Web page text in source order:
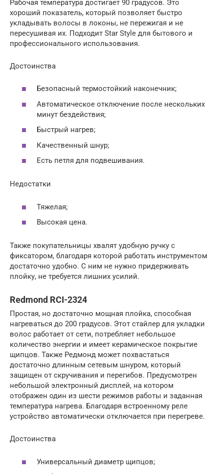
Рабочая температура достигает 90 градусов. Это
хороший показатель, который позволяет быстро
укладывать волосы в локоны, не пережигая и не
пересушивая их. Подходит Star Style для бытового и
профессионального использования.
Достоинства
Безопасный термостойкий наконечник;
Автоматическое отключение после нескольких
минут бездействия;
Быстрый нагрев;
Качественный шнур;
Есть петля для подвешивания.
Недостатки
Тяжелая;
Высокая цена.
Также покупательницы хвалят удобную ручку с
фиксатором, благодаря которой работать инструментом
достаточно удобно. С ним не нужно придерживать
плойку, не требуется лишних усилий.
Redmond RCI-2324
Простая, но достаточно мощная плойка, способная
нагреваться до 200 градусов. Этот стайлер для укладки
волос работает от сети, потребляет небольшое
количество энергии и имеет керамическое покрытие
щипцов. Также Редмонд может похвастаться
достаточно длинным сетевым шнуром, который
защищен от скручивания и перегибов. Предусмотрен
небольшой электронный дисплей, на котором
отображен один из шести режимов работы и заданная
температура нагрева. Благодаря встроенному реле
устройство автоматически отключается при перегреве.
Достоинства
Универсальный диаметр щипцов;